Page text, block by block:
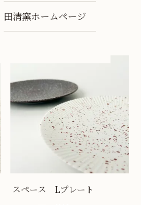
田清窯ホームページ
スペース Lプレート